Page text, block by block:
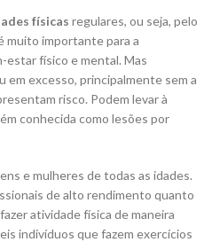
físicas regulares, ou seja, pelo
muito importante para a
estar físico e mental. Mas
excesso, principalmente sem a
risco. Podem levar à
conhecida como lesões por
e mulheres de todas as idades.
de alto rendimento quanto
atividade física de maneira
indivíduos que fazem exercícios